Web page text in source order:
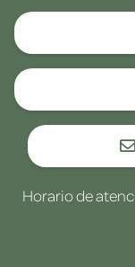
Horario de